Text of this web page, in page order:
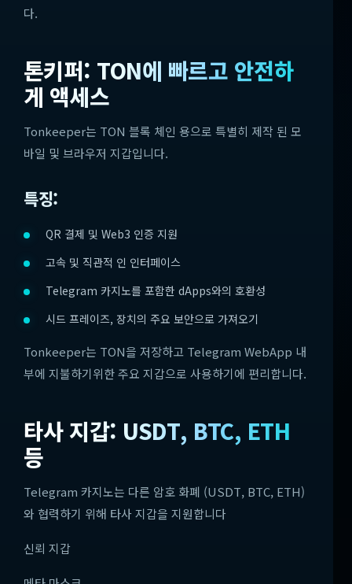
다.
톤키퍼: TON에 빠르고 안전하
게 액세스
Tonkeeper는 TON 블록 체인 용으로 특별히 제작 된 모
바일 및 브라우저 지갑입니다.
특징:
QR 결제 및 Web3 인증 지원
고속 및 직관적 인 인터페이스
Telegram 카지노를 포함한 dApps와의 호환성
시드 프레이즈, 장치의 주요 보안으로 가져오기
Tonkeeper는 TON을 저장하고 Telegram WebApp 내
부에 지불하기위한 주요 지갑으로 사용하기에 편리합니다.
타사 지갑: USDT, BTC, ETH
등
Telegram 카지노는 다른 암호 화폐 (USDT, BTC, ETH)
와 협력하기 위해 타사 지갑을 지원합니다
신뢰 지갑